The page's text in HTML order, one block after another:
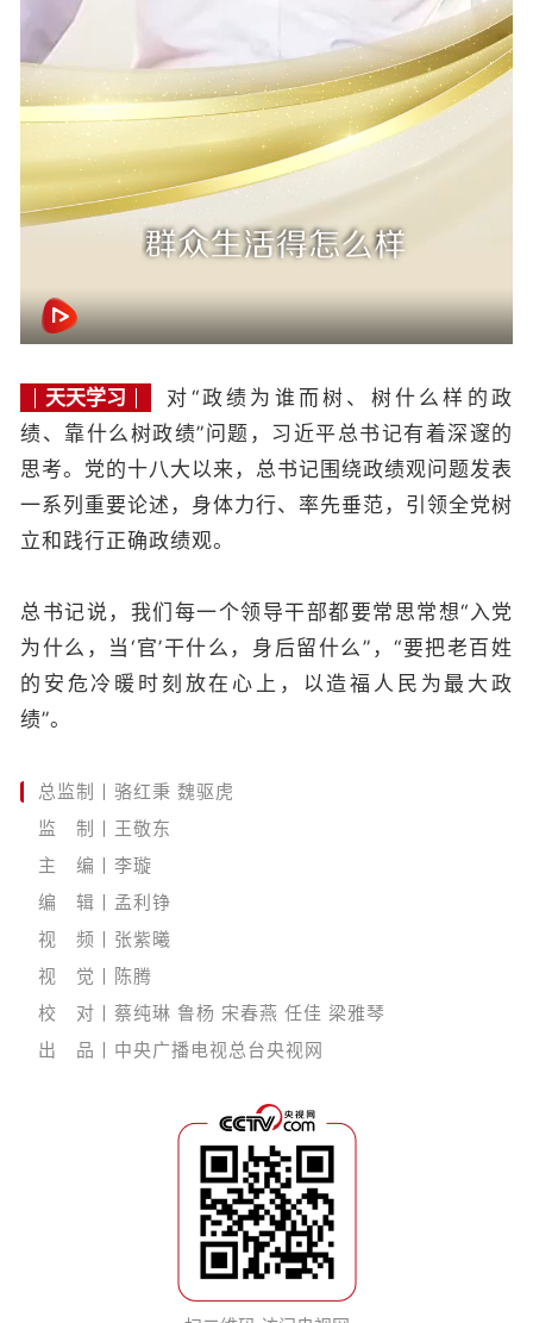
天天学习
对“政绩为谁而树、树什么样的政
绩、靠什么树政绩”问题，习近平总书记有着深邃的
思考。党的十八大以来，总书记围绕政绩观问题发表
一系列重要论述，身体力行、率先垂范，引领全党树
立和践行正确政绩观。
总书记说，我们每一个领导干部都要常思常想“入党
为什么，当‘官’干什么，身后留什么”，“要把老百姓
的安危冷暖时刻放在心上，以造福人民为最大政
绩”。
总监制丨骆红秉 魏驱虎
监 制丨王敬东
主 编丨李璇
编 辑丨孟利铮
视 频丨张紫曦
视 觉丨陈腾
校 对丨蔡纯琳 鲁杨 宋春燕 任佳 梁雅琴
出 品丨中央广播电视总台央视网